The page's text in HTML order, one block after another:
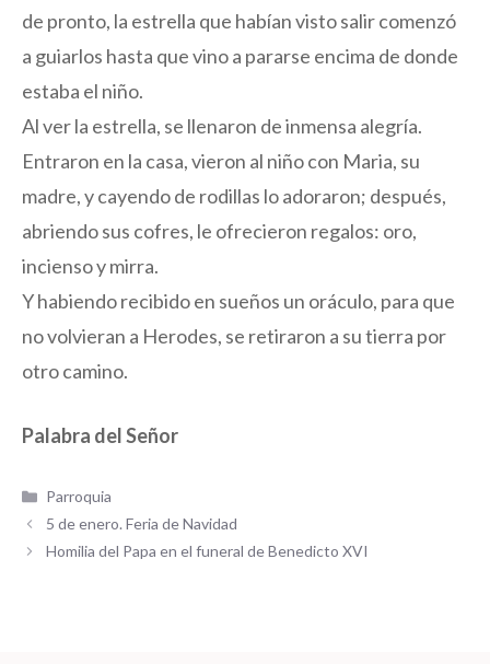
de pronto, la estrella que habían visto salir comenzó
a guiarlos hasta que vino a pararse encima de donde
estaba el niño.
Al ver la estrella, se llenaron de inmensa alegría.
Entraron en la casa, vieron al niño con Maria, su
madre, y cayendo de rodillas lo adoraron; después,
abriendo sus cofres, le ofrecieron regalos: oro,
incienso y mirra.
Y habiendo recibido en sueños un oráculo, para que
no volvieran a Herodes, se retiraron a su tierra por
otro camino.
Palabra del Señor
Categorías
Parroquia
5 de enero. Feria de Navidad
Homilia del Papa en el funeral de Benedicto XVI